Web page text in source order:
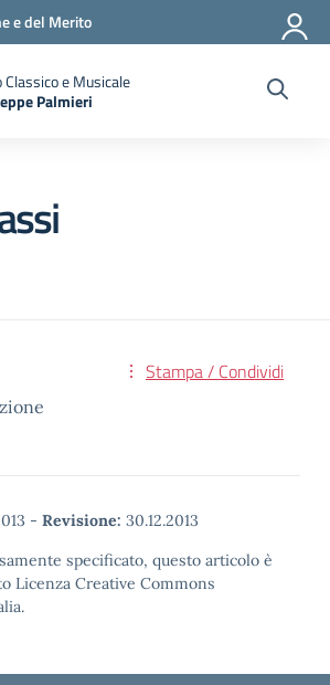
e del Merito
Classico e Musicale
Palmieri
Stampa / Condividi
- Revisione: 30.12.2013
specificato, questo articolo è
Licenza Creative Commons